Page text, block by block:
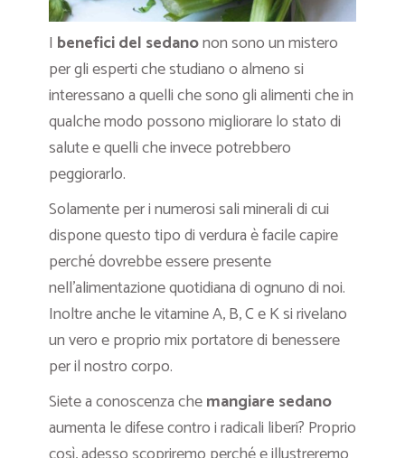
I benefici del sedanonon sono un mistero
per gli esperti che studiano o almeno si
interessano a quelli che sono gli alimenti che in
qualche modo possono migliorare lo stato di
salute e quelli che invece potrebbero
peggiorarlo.
Solamente per i numerosi sali minerali di cui
dispone questo tipo di verdura è facile capire
perché dovrebbe essere presente
nell’alimentazione quotidiana di ognuno di noi.
Inoltre anche le vitamine A, B, C e K si rivelano
un vero e proprio mix portatore di benessere
per il nostro corpo.
Siete a conoscenza chemangiare sedano
aumenta le difese contro i radicali liberi? Proprio